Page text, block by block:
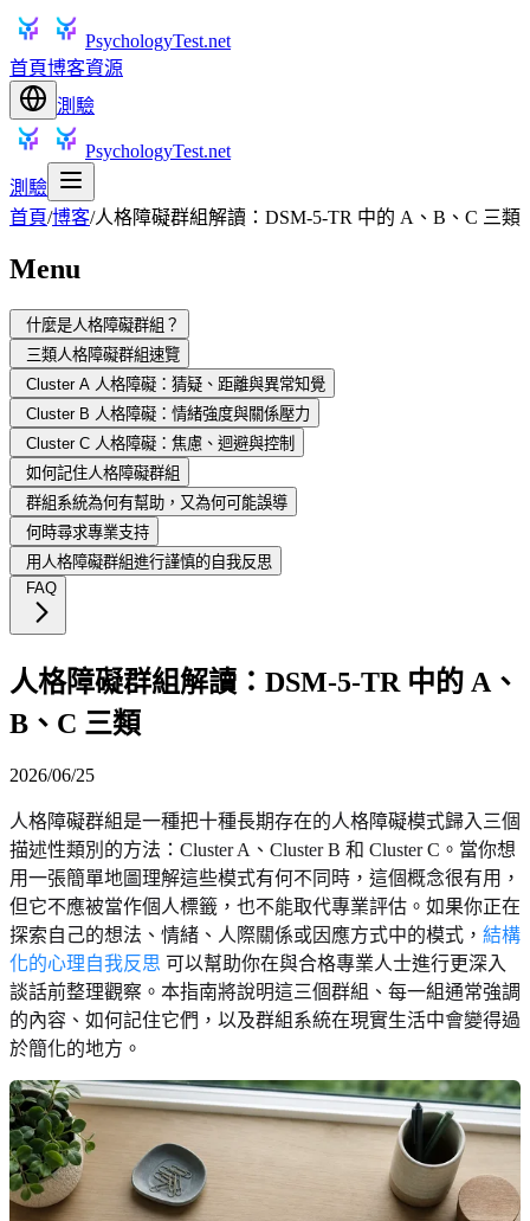
PsychologyTest.net
首頁博客資源
測驗
PsychologyTest.net
測驗
首頁/博客/人格障礙群組解讀：DSM-5-TR 中的 A、B、C 三類
Menu
什麼是人格障礙群組？
三類人格障礙群組速覽
Cluster A 人格障礙：猜疑、距離與異常知覺
Cluster B 人格障礙：情緒強度與關係壓力
Cluster C 人格障礙：焦慮、迴避與控制
如何記住人格障礙群組
群組系統為何有幫助，又為何可能誤導
何時尋求專業支持
用人格障礙群組進行謹慎的自我反思
FAQ
人格障礙群組解讀：DSM-5-TR 中的 A、
B、C 三類
2026/06/25
人格障礙群組是一種把十種長期存在的人格障礙模式歸入三個
描述性類別的方法：Cluster A、Cluster B 和 Cluster C。當你想
用一張簡單地圖理解這些模式有何不同時，這個概念很有用，
但它不應被當作個人標籤，也不能取代專業評估。如果你正在
探索自己的想法、情緒、人際關係或因應方式中的模式， 結構
化的心理自我反思 可以幫助你在與合格專業人士進行更深入
談話前整理觀察。本指南將說明這三個群組、每一組通常強調
的內容、如何記住它們，以及群組系統在現實生活中會變得過
於簡化的地方。